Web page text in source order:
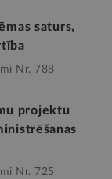
saturs,
Nr. 788
projektu
Nr. 725